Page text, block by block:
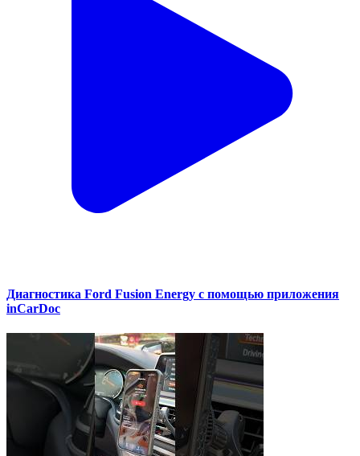
Диагностика Ford Fusion Energy с помощью приложения
inCarDoc